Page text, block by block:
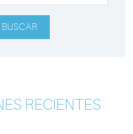
BUSCAR
RECIENTES